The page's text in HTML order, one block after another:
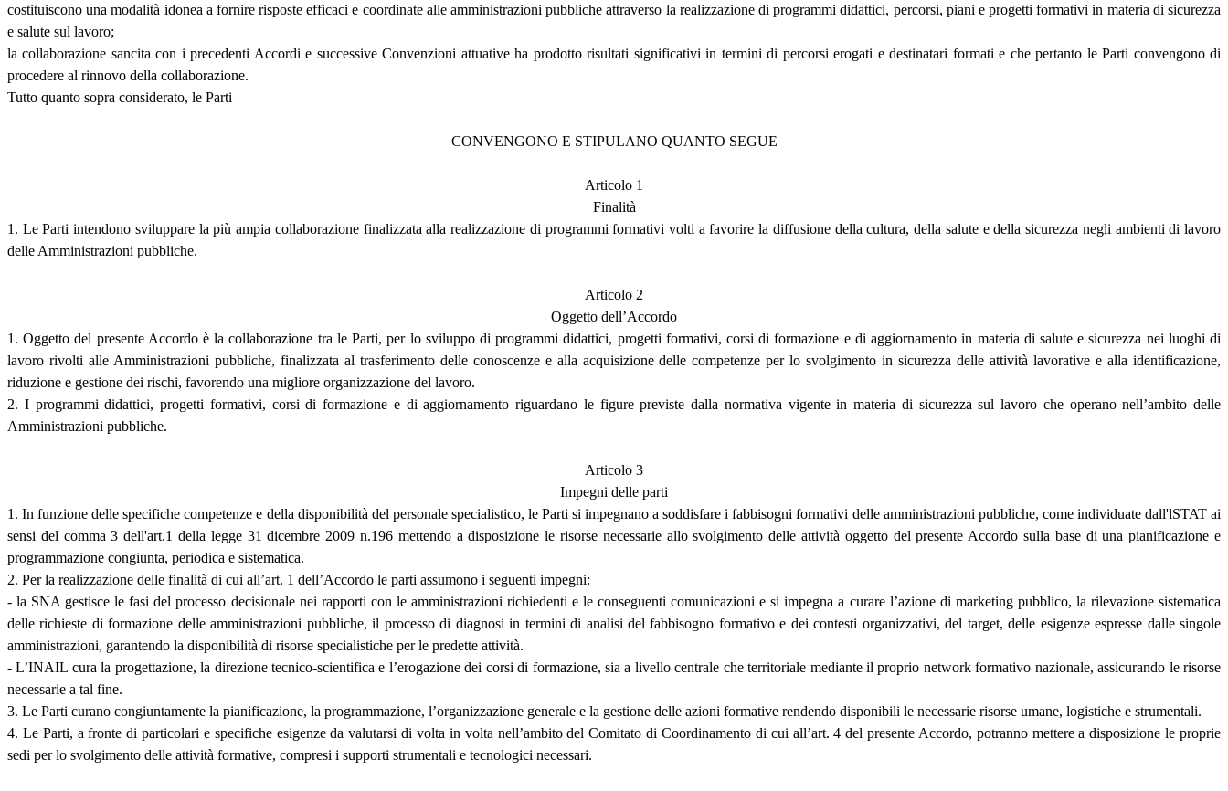
costituiscono una modalità idonea a fornire risposte efficaci e coordinate alle amministrazioni pubbliche attraverso la realizzazione di programmi didattici, percorsi, piani e progetti formativi in materia di sicurezza
e salute sul lavoro;
la collaborazione sancita con i precedenti Accordi e successive Convenzioni attuative ha prodotto risultati significativi in termini di percorsi erogati e destinatari formati e che pertanto le Parti convengono di
procedere al rinnovo della collaborazione.
Tutto quanto sopra considerato, le Parti
CONVENGONO E STIPULANO QUANTO SEGUE
Articolo 1
Finalità
1. Le Parti intendono sviluppare la più ampia collaborazione finalizzata alla realizzazione di programmi formativi volti a favorire la diffusione della cultura, della salute e della sicurezza negli ambienti di lavoro
delle Amministrazioni pubbliche.
Articolo 2
Oggetto dell’Accordo
1. Oggetto del presente Accordo è la collaborazione tra le Parti, per lo sviluppo di programmi didattici, progetti formativi, corsi di formazione e di aggiornamento in materia di salute e sicurezza nei luoghi di
lavoro rivolti alle Amministrazioni pubbliche, finalizzata al trasferimento delle conoscenze e alla acquisizione delle competenze per lo svolgimento in sicurezza delle attività lavorative e alla identificazione,
riduzione e gestione dei rischi, favorendo una migliore organizzazione del lavoro.
2. I programmi didattici, progetti formativi, corsi di formazione e di aggiornamento riguardano le figure previste dalla normativa vigente in materia di sicurezza sul lavoro che operano nell’ambito delle
Amministrazioni pubbliche.
Articolo 3
Impegni delle parti
1. In funzione delle specifiche competenze e della disponibilità del personale specialistico, le Parti si impegnano a soddisfare i fabbisogni formativi delle amministrazioni pubbliche, come individuate dall'lSTAT ai
sensi del comma 3 dell'art.1 della legge 31 dicembre 2009 n.196 mettendo a disposizione le risorse necessarie allo svolgimento delle attività oggetto del presente Accordo sulla base di una pianificazione e
programmazione congiunta, periodica e sistematica.
2. Per la realizzazione delle finalità di cui all’art. 1 dell’Accordo le parti assumono i seguenti impegni:
- la SNA gestisce le fasi del processo decisionale nei rapporti con le amministrazioni richiedenti e le conseguenti comunicazioni e si impegna a curare l’azione di marketing pubblico, la rilevazione sistematica
delle richieste di formazione delle amministrazioni pubbliche, il processo di diagnosi in termini di analisi del fabbisogno formativo e dei contesti organizzativi, del target, delle esigenze espresse dalle singole
amministrazioni, garantendo la disponibilità di risorse specialistiche per le predette attività.
- L’INAIL cura la progettazione, la direzione tecnico-scientifica e l’erogazione dei corsi di formazione, sia a livello centrale che territoriale mediante il proprio network formativo nazionale, assicurando le risorse
necessarie a tal fine.
3. Le Parti curano congiuntamente la pianificazione, la programmazione, l’organizzazione generale e la gestione delle azioni formative rendendo disponibili le necessarie risorse umane, logistiche e strumentali.
4. Le Parti, a fronte di particolari e specifiche esigenze da valutarsi di volta in volta nell’ambito del Comitato di Coordinamento di cui all’art. 4 del presente Accordo, potranno mettere a disposizione le proprie
sedi per lo svolgimento delle attività formative, compresi i supporti strumentali e tecnologici necessari.